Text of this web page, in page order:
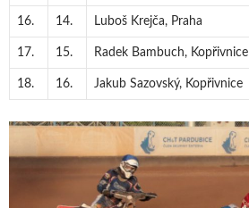
16. 14. Luboš Krejča, Praha
17. 15. Radek Bambuch, Kopřivnice
18. 16. Jakub Sazovský, Kopřivnice